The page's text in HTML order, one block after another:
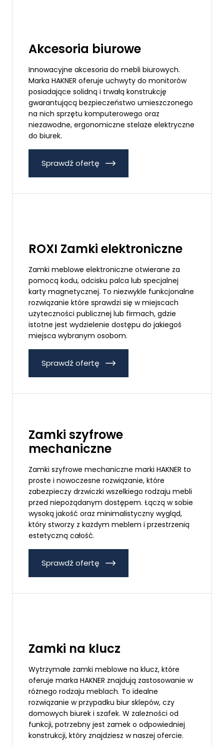
Akcesoria biurowe
Innowacyjne akcesoria do mebli biurowych.
Marka HAKNER oferuje uchwyty do monitorów
posiadające solidną i trwałą konstrukcję
gwarantującą bezpieczeństwo umieszczonego
na nich sprzętu komputerowego oraz
niezawodne, ergonomiczne stelaże elektryczne
do biurek.
Sprawdź ofertę
ROXI Zamki elektroniczne
Zamki meblowe elektroniczne otwierane za
pomocą kodu, odcisku palca lub specjalnej
karty magnetycznej. To niezwykle funkcjonalne
rozwiązanie które sprawdzi się w miejscach
użyteczności publicznej lub firmach, gdzie
istotne jest wydzielenie dostępu do jakiegoś
miejsca wybranym osobom.
Sprawdź ofertę
Zamki szyfrowe
mechaniczne
Zamki szyfrowe mechaniczne marki HAKNER to
proste i nowoczesne rozwiązanie, które
zabezpieczy drzwiczki wszelkiego rodzaju mebli
przed niepożądanym dostępem. Łączą w sobie
wysoką jakość oraz minimalistyczny wygląd,
który stworzy z każdym meblem i przestrzenią
estetyczną całość.
Sprawdź ofertę
Zamki na klucz
Wytrzymałe zamki meblowe na klucz, które
oferuje marka HAKNER znajdują zastosowanie w
różnego rodzaju meblach. To idealne
rozwiązanie w przypadku biur sklepów, czy
domowych biurek i szafek. W zależności od
funkcji, potrzebny jest zamek o odpowiedniej
konstrukcji, który znajdziesz w naszej ofercie.